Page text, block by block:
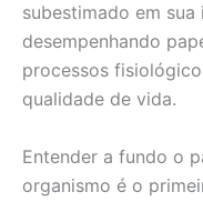
subestimado em
desempenhando
processos
qualidade de vida.
Entender a fundo o
organismo é o